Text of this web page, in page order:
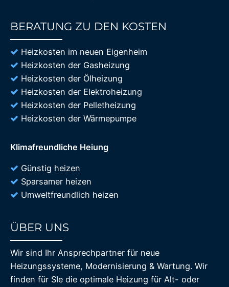
BERATUNG ZU DEN KOSTEN
Heizkosten im neuen Eigenheim
Heizkosten der Gasheizung
Heizkosten der Ölheizung
Heizkosten der Elektroheizung
Heizkosten der Pelletheizung
Heizkosten der Wärmepumpe
Klimafreundliche Heiung
Günstig heizen
Sparsamer heizen
Umweltfreundlich heizen
ÜBER UNS
Wir sind Ihr Ansprechpartner für neue
Heizungssysteme, Modernisierung & Wartung. Wir
finden für SIe die optimale Heizung für Alt- oder